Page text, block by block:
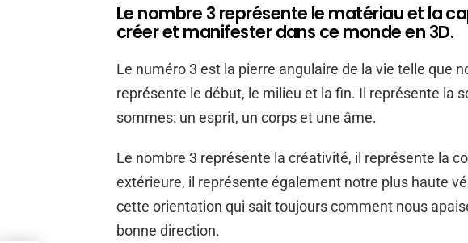
Le nombre 3 représente le matériau et la
créer et manifester dans ce monde en 3D.
Le numéro 3 est la pierre angulaire de la vie telle que
représente le début, le milieu et la fin. Il représente la
sommes: un esprit, un corps et une âme.
Le nombre 3 représente la créativité, il représente la
extérieure, il représente également notre plus haute
cette orientation qui sait toujours comment nous
bonne direction.